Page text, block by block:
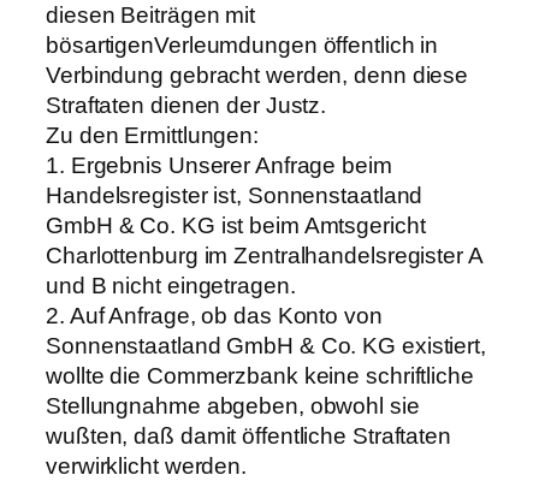
diesen Beiträgen mit
bösartigenVerleumdungen öffentlich in
Verbindung gebracht werden, denn diese
Straftaten dienen der Justz.
Zu den Ermittlungen:
1. Ergebnis Unserer Anfrage beim
Handelsregister ist, Sonnenstaatland
GmbH & Co. KG ist beim Amtsgericht
Charlottenburg im Zentralhandelsregister A
und B nicht eingetragen.
2. Auf Anfrage, ob das Konto von
Sonnenstaatland GmbH & Co. KG existiert,
wollte die Commerzbank keine schriftliche
Stellungnahme abgeben, obwohl sie
wußten, daß damit öffentliche Straftaten
verwirklicht werden.